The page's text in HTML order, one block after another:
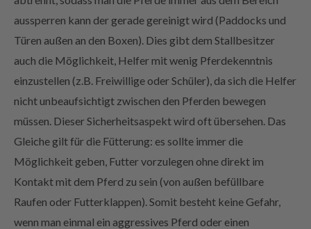
Türen außen an den Boxen). Dies gibt dem Stallbesitzer
auch die Möglichkeit, Helfer mit wenig Pferdekenntnis
einzustellen (z.B. Freiwillige oder Schüler), da sich die Helfer
nicht unbeaufsichtigt zwischen den Pferden bewegen
müssen. Dieser Sicherheitsaspekt wird oft übersehen. Das
Gleiche gilt für die Fütterung: es sollte immer die
Möglichkeit geben, Futter vorzulegen ohne direkt im
Kontakt mit dem Pferd zu sein (von außen befüllbare
Raufen oder Futterklappen). Somit besteht keine Gefahr,
wenn man einmal ein aggressives Pferd oder einen
unerfahrenen Helfer hat. Ganz davon abgesehen macht es